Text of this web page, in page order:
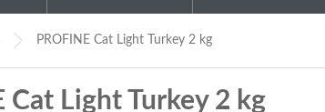
PROFINE Cat Light Turkey 2 kg
Cat Light Turkey 2 kg